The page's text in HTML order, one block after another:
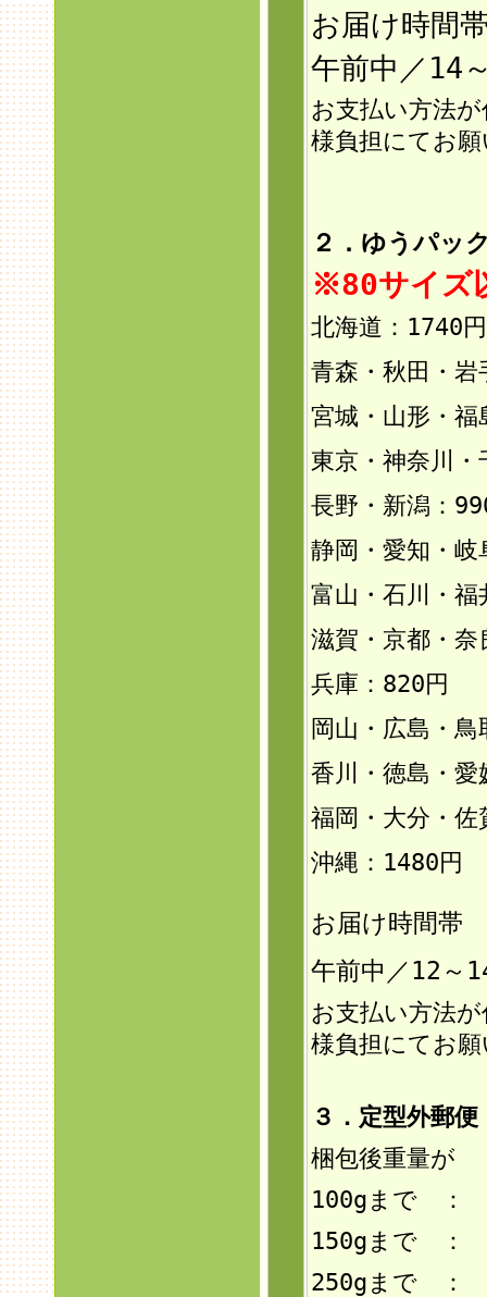
お届け時間
午前中／14
お支払い方法
様負担にてお
２．ゆうパッ
※80サイズ
北海道：1740円
青森・秋田・
宮城・山形・
東京・神奈川
長野・新潟：
静岡・愛知・
富山・石川・福
滋賀・京都・
兵庫：820円
岡山・広島・
香川・徳島・
福岡・大分・
沖縄：1480円
お届け時間帯
午前中／12～
お支払い方法
様負担にてお
３．定型外郵
梱包後重量が
100gまで ：
150g まで ：
250gまで ：